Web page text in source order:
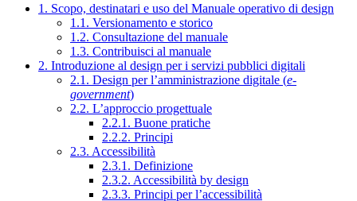
1. Scopo, destinatari e uso del Manuale operativo di design
1.1. Versionamento e storico
1.2. Consultazione del manuale
1.3. Contribuisci al manuale
2. Introduzione al design per i servizi pubblici digitali
2.1. Design per l’amministrazione digitale (e-
government)
2.2. L’approccio progettuale
2.2.1. Buone pratiche
2.2.2. Principi
2.3. Accessibilità
2.3.1. Definizione
2.3.2. Accessibilità by design
2.3.3. Principi per l’accessibilità